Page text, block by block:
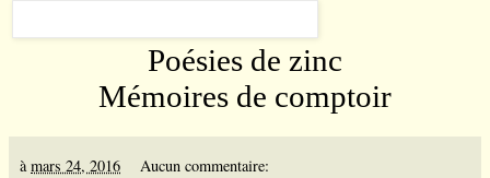
Poésies de zinc
Mémoires de comptoir
àmars 24, 2016 Aucun commentaire: